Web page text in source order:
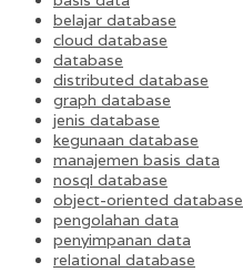
belajar database
cloud database
database
distributed database
graph database
jenis database
kegunaan database
manajemen basis data
nosql database
object-oriented database
pengolahan data
penyimpanan data
relational database